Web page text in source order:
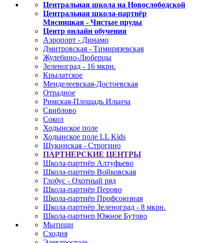
Центральная школа на Новослободской
Центральная школа-партнёр
Мясницкая - Чистые пруды
Центр онлайн обучения
Аэропорт - Динамо
Дмитровская - Тимирязевская
Жулебино-Люберцы
Зеленоград - 16 мкрн.
Крылатское
Менделеевская-Достоевская
Отрадное
Римская-Площадь Ильича
Свиблово
Сокол
Ходынское поле
Ходынское поле LL Kids
Щукинская - Строгино
ПАРТНЕРСКИЕ ЦЕНТРЫ
Школа-партнёр Алтуфьево
Школа-партнёр Войковская
Глобус - Охотный ряд
Школа-партнёр Перово
Школа-партнёр Профсоюзная
Школа-партнёр Зеленоград - 8 мкрн.
Школа-партнер Южное Бутово
Мытищи
Сходня